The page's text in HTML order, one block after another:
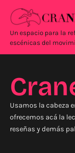
contenido
Un espacio para la
escénicas del
Usamos la cabeza
ofrecemos acá la
reseñas y demás